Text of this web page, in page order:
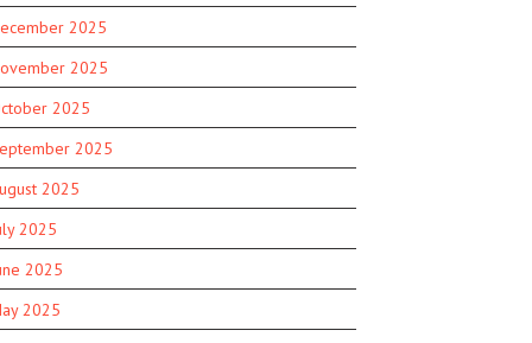
2025
2025
2025
2025
2025
2025
2025
2025